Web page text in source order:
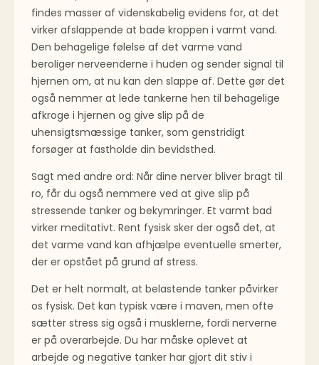
findes masser af videnskabelig evidens for, at det
virker afslappende at bade kroppen i varmt vand.
Den behagelige følelse af det varme vand
beroliger nerveenderne i huden og sender signal til
hjernen om, at nu kan den slappe af. Dette gør det
også nemmer at lede tankerne hen til behagelige
afkroge i hjernen og give slip på de
uhensigtsmæssige tanker, som genstridigt
forsøger at fastholde din bevidsthed.
Sagt med andre ord: Når dine nerver bliver bragt til
ro, får du også nemmere ved at give slip på
stressende tanker og bekymringer. Et varmt bad
virker meditativt. Rent fysisk sker der også det, at
det varme vand kan afhjælpe eventuelle smerter,
der er opstået på grund af stress.
Det er helt normalt, at belastende tanker påvirker
os fysisk. Det kan typisk være i maven, men ofte
sætter stress sig også i musklerne, fordi nerverne
er på overarbejde. Du har måske oplevet at
arbejde og negative tanker har gjort dit stiv i